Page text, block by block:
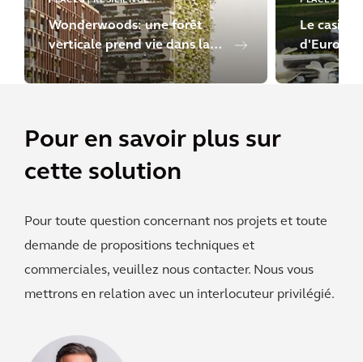
Wonderwoods: une forêt
verticale prend vie dans la
ville
Le casino
d'Europe
Pour en savoir plus sur
cette solution
Pour toute question concernant nos projets et toute
demande de propositions techniques et
commerciales, veuillez nous contacter. Nous vous
mettrons en relation avec un interlocuteur privilégié.